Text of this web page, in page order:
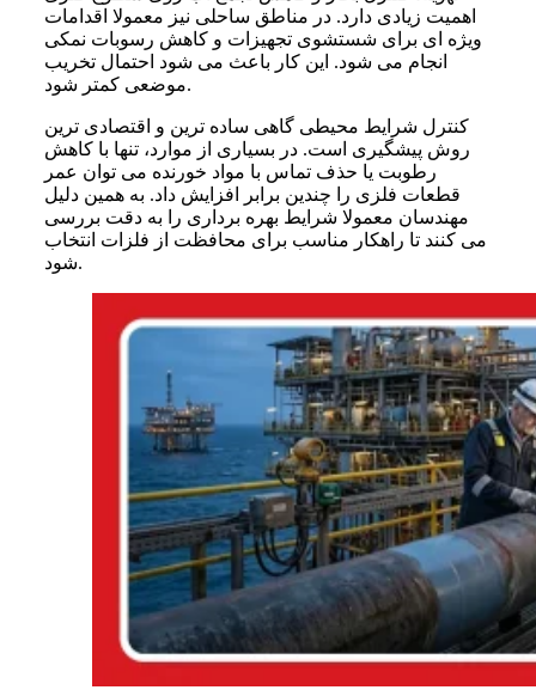
اهمیت زیادی دارد. در مناطق ساحلی نیز معمولا اقدامات
ویژه ای برای شستشوی تجهیزات و کاهش رسوبات نمکی
انجام می شود. این کار باعث می شود احتمال تخریب
موضعی کمتر شود.
کنترل شرایط محیطی گاهی ساده ترین و اقتصادی ترین
روش پیشگیری است. در بسیاری از موارد، تنها با کاهش
رطوبت یا حذف تماس با مواد خورنده می توان عمر
قطعات فلزی را چندین برابر افزایش داد. به همین دلیل
مهندسان معمولا شرایط بهره برداری را به دقت بررسی
می کنند تا راهکار مناسب برای محافظت از فلزات انتخاب
شود.